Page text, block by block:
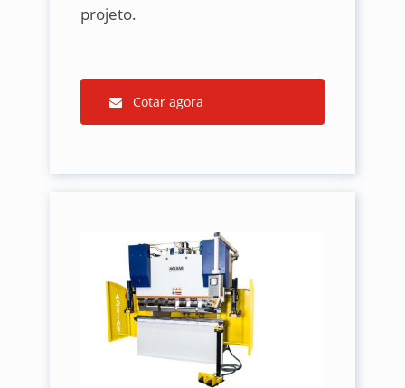
projeto.
Cotar agora